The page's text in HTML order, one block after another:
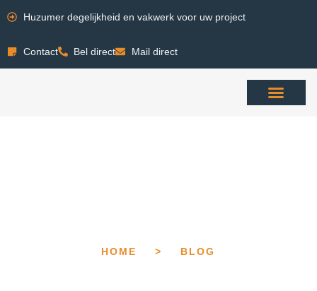
Huzumer degelijkheid en vakwerk voor uw project
Contact Bel direct Mail direct
HOME > BLOG